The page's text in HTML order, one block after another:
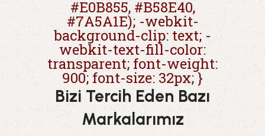
#E0B855, #B58E40,
#7A5A1E); -webkit-
background-clip: text; -
webkit-text-fill-color:
transparent; font-weight:
900; font-size: 32px; }
Bizi Tercih Eden Bazı
Markalarımız